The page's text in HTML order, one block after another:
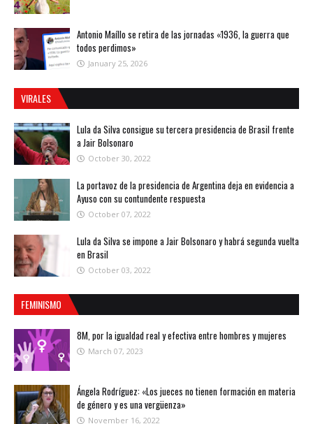
Antonio Maíllo se retira de las jornadas «1936, la guerra que
todos perdimos»
January 25, 2026
VIRALES
Lula da Silva consigue su tercera presidencia de Brasil frente
a Jair Bolsonaro
October 30, 2022
La portavoz de la presidencia de Argentina deja en evidencia a
Ayuso con su contundente respuesta
October 07, 2022
Lula da Silva se impone a Jair Bolsonaro y habrá segunda vuelta
en Brasil
October 03, 2022
FEMINISMO
8M, por la igualdad real y efectiva entre hombres y mujeres
March 07, 2023
Ángela Rodríguez: «Los jueces no tienen formación en materia
de género y es una vergüenza»
November 16, 2022